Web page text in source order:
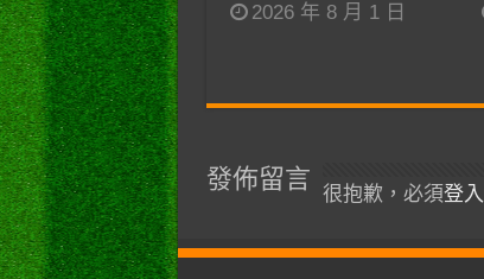
2026 年 8 月 1 日
發佈留言
很抱歉，必須登入